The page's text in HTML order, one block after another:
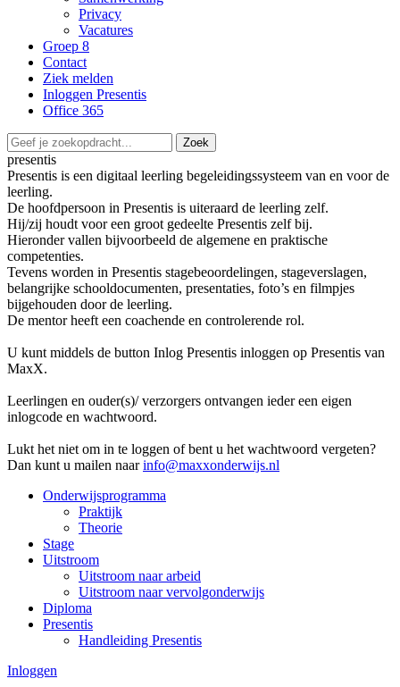
Privacy
Vacatures
Groep 8
Contact
Ziek melden
Inloggen Presentis
Office 365
Zoek
presentis
Presentis is een digitaal leerling begeleidingssysteem van en voor de
leerling.
De hoofdpersoon in Presentis is uiteraard de leerling zelf.
Hij/zij houdt voor een groot gedeelte Presentis zelf bij.
Hieronder vallen bijvoorbeeld de algemene en praktische
competenties.
Tevens worden in Presentis stagebeoordelingen, stageverslagen,
belangrijke schooldocumenten, presentaties, foto’s en filmpjes
bijgehouden door de leerling.
De mentor heeft een coachende en controlerende rol.
U kunt middels de button Inlog Presentis inloggen op Presentis van
MaxX.
Leerlingen en ouder(s)/ verzorgers ontvangen ieder een eigen
inlogcode en wachtwoord.
Lukt het niet om in te loggen of bent u het wachtwoord vergeten?
Dan kunt u mailen naarinfo@maxxonderwijs.nl
Onderwijsprogramma
Praktijk
Theorie
Stage
Uitstroom
Uitstroom naar arbeid
Uitstroom naar vervolgonderwijs
Diploma
Presentis
Handleiding Presentis
Inloggen